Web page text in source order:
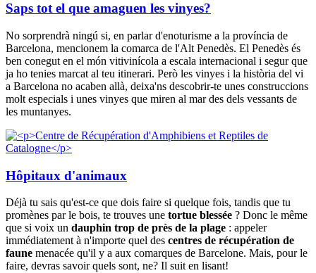
Saps tot el que amaguen les vinyes?
No sorprendrà ningú si, en parlar d'enoturisme a la província de
Barcelona, mencionem la comarca de l'Alt Penedès. El Penedès és
ben conegut en el món vitivinícola a escala internacional i segur que
ja ho tenies marcat al teu itinerari. Però les vinyes i la història del vi
a Barcelona no acaben allà, deixa'ns descobrir-te unes construccions
molt especials i unes vinyes que miren al mar des dels vessants de
les muntanyes.
Hôpitaux d'animaux
Déjà tu sais qu'est-ce que dois faire si quelque fois, tandis que tu
promènes par le bois, te trouves une tortue blessée ? Donc le même
que si voix un dauphin trop de près de la plage : appeler
immédiatement à n'importe quel des centres de récupération de
faune menacée qu'il y a aux comarques de Barcelone. Mais, pour le
faire, devras savoir quels sont, ne? Il suit en lisant!